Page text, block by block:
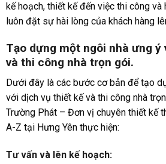
kế hoạch, thiết kế đến việc thi công và
luôn đặt sự hài lòng của khách hàng
Tạo dựng một ngôi nhà ưng ý
và thi công nhà trọn gói.
Dưới đây là các bước cơ bản để tạo
với dịch vụ thiết kế và thi công nhà
Trường Phát – Đơn vị chuyên thiết kế
A-Z tại Hưng Yên thực hiện:
Tư vấn và lên kế hoạch: